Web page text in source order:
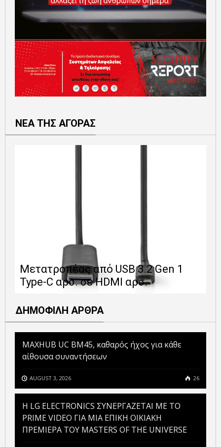
ΝΕΑ ΤΗΣ ΑΓΟΡΑΣ
Μετατροπέας από USB 3.2 Gen 1
Type-C αρσ. σε HDMI αρσ.
ΔΗΜΟΦΙΛΗ ΑΡΘΡΑ
MAXHUB UC BM45, καθαρός ήχος για κάθε
αίθουσα συναντήσεων
AUGUST 3, 2026 26
H LG ELECTRONICS ΣΥΝΕΡΓΑΖΕΤΑΙ ΜΕ ΤΟ
PRIME VIDEO ΓΙΑ ΜΙΑ ΕΠΙΚΗ ΟΙΚΙΑΚΗ
ΠΡΕΜΙΕΡΑ ΤΟΥ MASTERS OF THE UNIVERSE